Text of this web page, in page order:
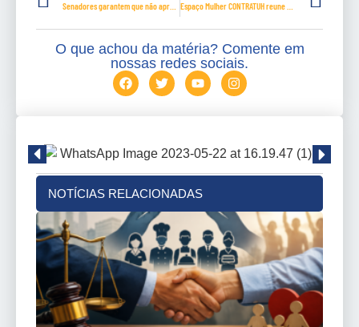
O que achou da matéria? Comente em
nossas redes sociais.
NOTÍCIAS RELACIONADAS